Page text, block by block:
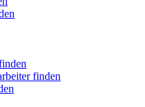
finden